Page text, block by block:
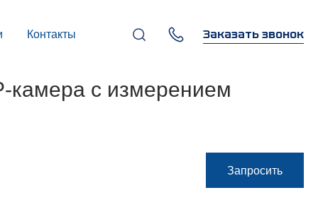
Контакты
г. Москва, 119270,
Лужнецкая наб., д. 6, стр. 1,
Заказать звонок
камера с измерением
Запросить